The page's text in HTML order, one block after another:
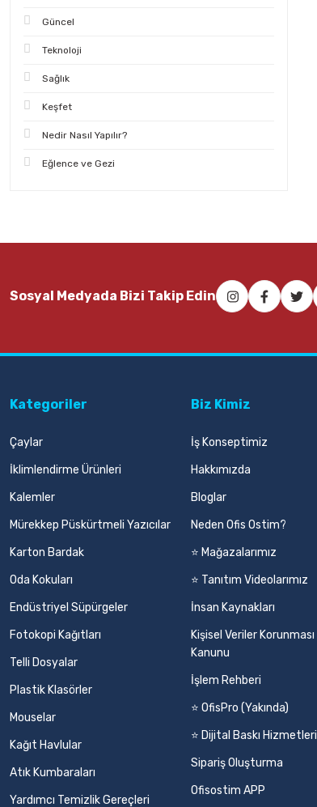
Güncel
Teknoloji
Sağlık
Keşfet
Nedir Nasıl Yapılır?
Eğlence ve Gezi
Sosyal Medyada Bizi Takip Edin
Kategoriler
Çaylar
İklimlendirme Ürünleri
Kalemler
Mürekkep Püskürtmeli Yazıcılar
Karton Bardak
Oda Kokuları
Endüstriyel Süpürgeler
Fotokopi Kağıtları
Telli Dosyalar
Plastik Klasörler
Mouselar
Kağıt Havlular
Atık Kumbaraları
Yardımcı Temizlik Gereçleri
Biz Kimiz
İş Konseptimiz
Hakkımızda
Bloglar
Neden Ofis Ostim?
⭐ Mağazalarımız
⭐ Tanıtım Videolarımız
İnsan Kaynakları
Kişisel Veriler Korunması
Kanunu
İşlem Rehberi
⭐ OfisPro (Yakında)
⭐ Dijital Baskı Hizmetleri
Sipariş Oluşturma
Ofisostim APP